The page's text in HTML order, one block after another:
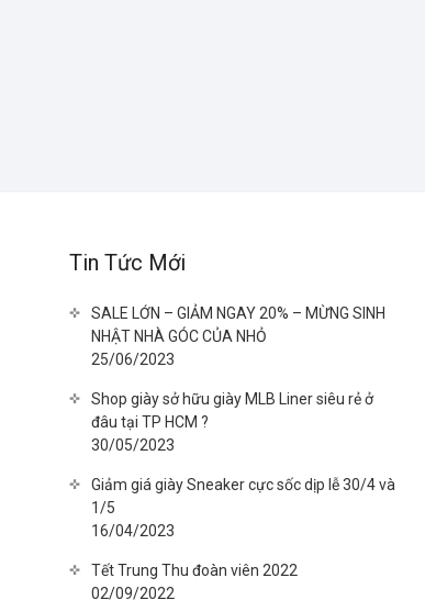
Tin Tức Mới
SALE LỚN – GIẢM NGAY 20% – MỪNG SINH
NHẬT NHÀ GÓC CỦA NHỎ
25/06/2023
Shop giày sở hữu giày MLB Liner siêu rẻ ở
đâu tại TP HCM ?
30/05/2023
Giảm giá giày Sneaker cực sốc dịp lễ 30/4 và
1/5
16/04/2023
Tết Trung Thu đoàn viên 2022
02/09/2022